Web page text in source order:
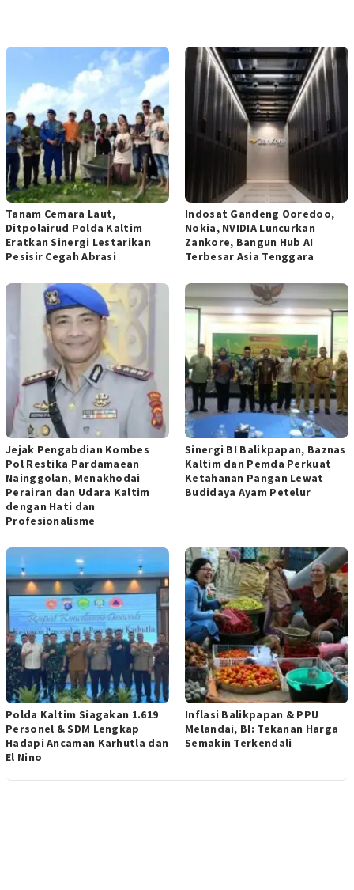
Tanam Cemara Laut,
Ditpolairud Polda Kaltim
Eratkan Sinergi Lestarikan
Pesisir Cegah Abrasi
Indosat Gandeng Ooredoo,
Nokia, NVIDIA Luncurkan
Zankore, Bangun Hub AI
Terbesar Asia Tenggara
Jejak Pengabdian Kombes
Pol Restika Pardamaean
Nainggolan, Menakhodai
Perairan dan Udara Kaltim
dengan Hati dan
Profesionalisme
Sinergi BI Balikpapan, Baznas
Kaltim dan Pemda Perkuat
Ketahanan Pangan Lewat
Budidaya Ayam Petelur
Polda Kaltim Siagakan 1.619
Personel & SDM Lengkap
Hadapi Ancaman Karhutla dan
El Nino
Inflasi Balikpapan & PPU
Melandai, BI: Tekanan Harga
Semakin Terkendali